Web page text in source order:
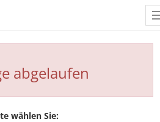
abgelaufen
wählen Sie: